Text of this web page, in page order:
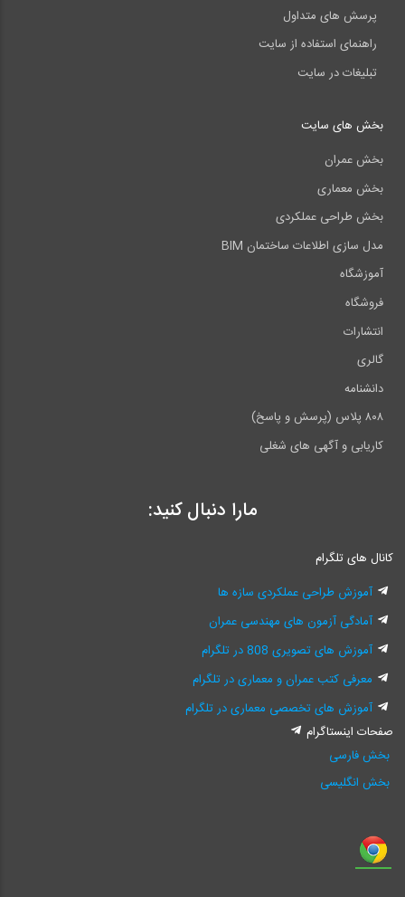
پرسش های متداول
راهنمای استفاده از سایت
تبلیغات در سایت
بخش های سایت
بخش عمران
بخش معماری
بخش طراحی عملکردی
مدل سازی اطلاعات ساختمان BIM
آموزشگاه
فروشگاه
انتشارات
گالری
دانشنامه
۸۰۸ پلاس (پرسش و پاسخ)
کاریابی و آگهی های شغلی
مارا دنبال کنید:
کانال های تلگرام
آموزش طراحی عملکردی سازه ها
آمادگی آزمون های مهندسی عمران
آموزش های تصویری 808 در تلگرام
معرفی کتب عمران و معماری در تلگرام
آموزش های تخصصی معماری در تلگرام
صفحات اینستاگرام
بخش فارسی
بخش انگلیسی